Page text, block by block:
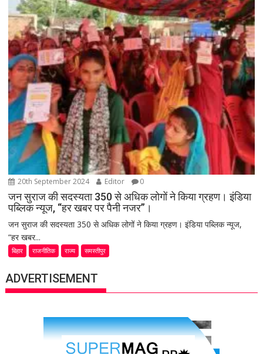
20th September 2024 Editor 0
जन सुराज की सदस्यता 350 से अधिक लोगों ने किया ग्रहण। इंडिया
पब्लिक न्यूज, “हर खबर पर पैनी नजर”।
जन सुराज की सदस्यता 350 से अधिक लोगों ने किया ग्रहण। इंडिया पब्लिक न्यूज,
“हर खबर...
बिहार राजनीतिक राज्य समस्तीपुर
ADVERTISEMENT